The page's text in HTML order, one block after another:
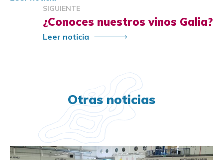
SIGUIENTE
¿Conoces nuestros vinos Galia?
Leer noticia
Otras noticias